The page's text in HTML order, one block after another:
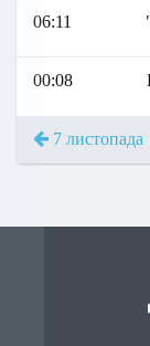
06:11
00:08
7 листопада